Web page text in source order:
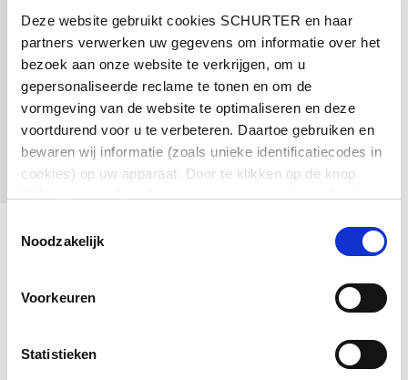
Deze website gebruikt cookies SCHURTER en haar
partners verwerken uw gegevens om informatie over het
bezoek aan onze website te verkrijgen, om u
gepersonaliseerde reclame te tonen en om de
vormgeving van de website te optimaliseren en deze
voortdurend voor u te verbeteren. Daartoe gebruiken en
bewaren wij informatie (zoals unieke identificatiecodes in
cookies) op uw apparaat. Door te klikken op de knop
"Alles toestaan" geeft u toestemming voor het gebruik
U kunt uw keuzes te allen tijde beheren door onderaan de
pagina op ""Cookievoorkeuren beheren"" te klikken. Deze
keuzes worden doorgegeven aan onze partners en
hebben geen invloed op de surfgegevens. Zie voor meer
Noodzakelijk
Voorkeuren
Statistieken
Verhoogde ESD-bestendigheid
Kleinere inbouwdiepte
Uitgebreid standaardassortiment
Datasheet MSM II